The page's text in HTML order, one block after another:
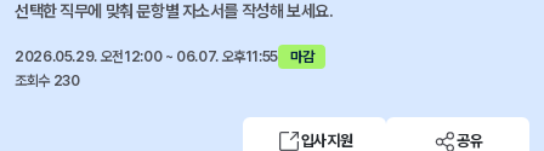
선택한 직무에 맞춰 문항별 자소서를 작성해 보세요.
2026.05.29. 오전12:00 ~ 06.07. 오후11:55
마감
조회수 230
입사지원 공유